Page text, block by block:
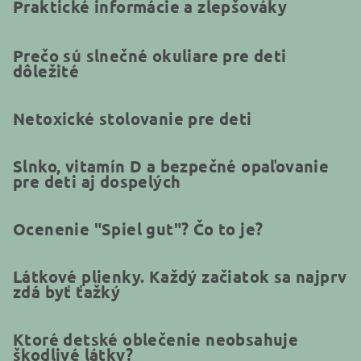
Praktické informácie a zlepšováky
Prečo sú slnečné okuliare pre deti
dôležité
Netoxické stolovanie pre deti
Slnko, vitamín D a bezpečné opaľovanie
pre deti aj dospelých
Ocenenie "Spiel gut"? Čo to je?
Látkové plienky. Každý začiatok sa najprv
zdá byť ťažký
Ktoré detské oblečenie neobsahuje
škodlivé látky?